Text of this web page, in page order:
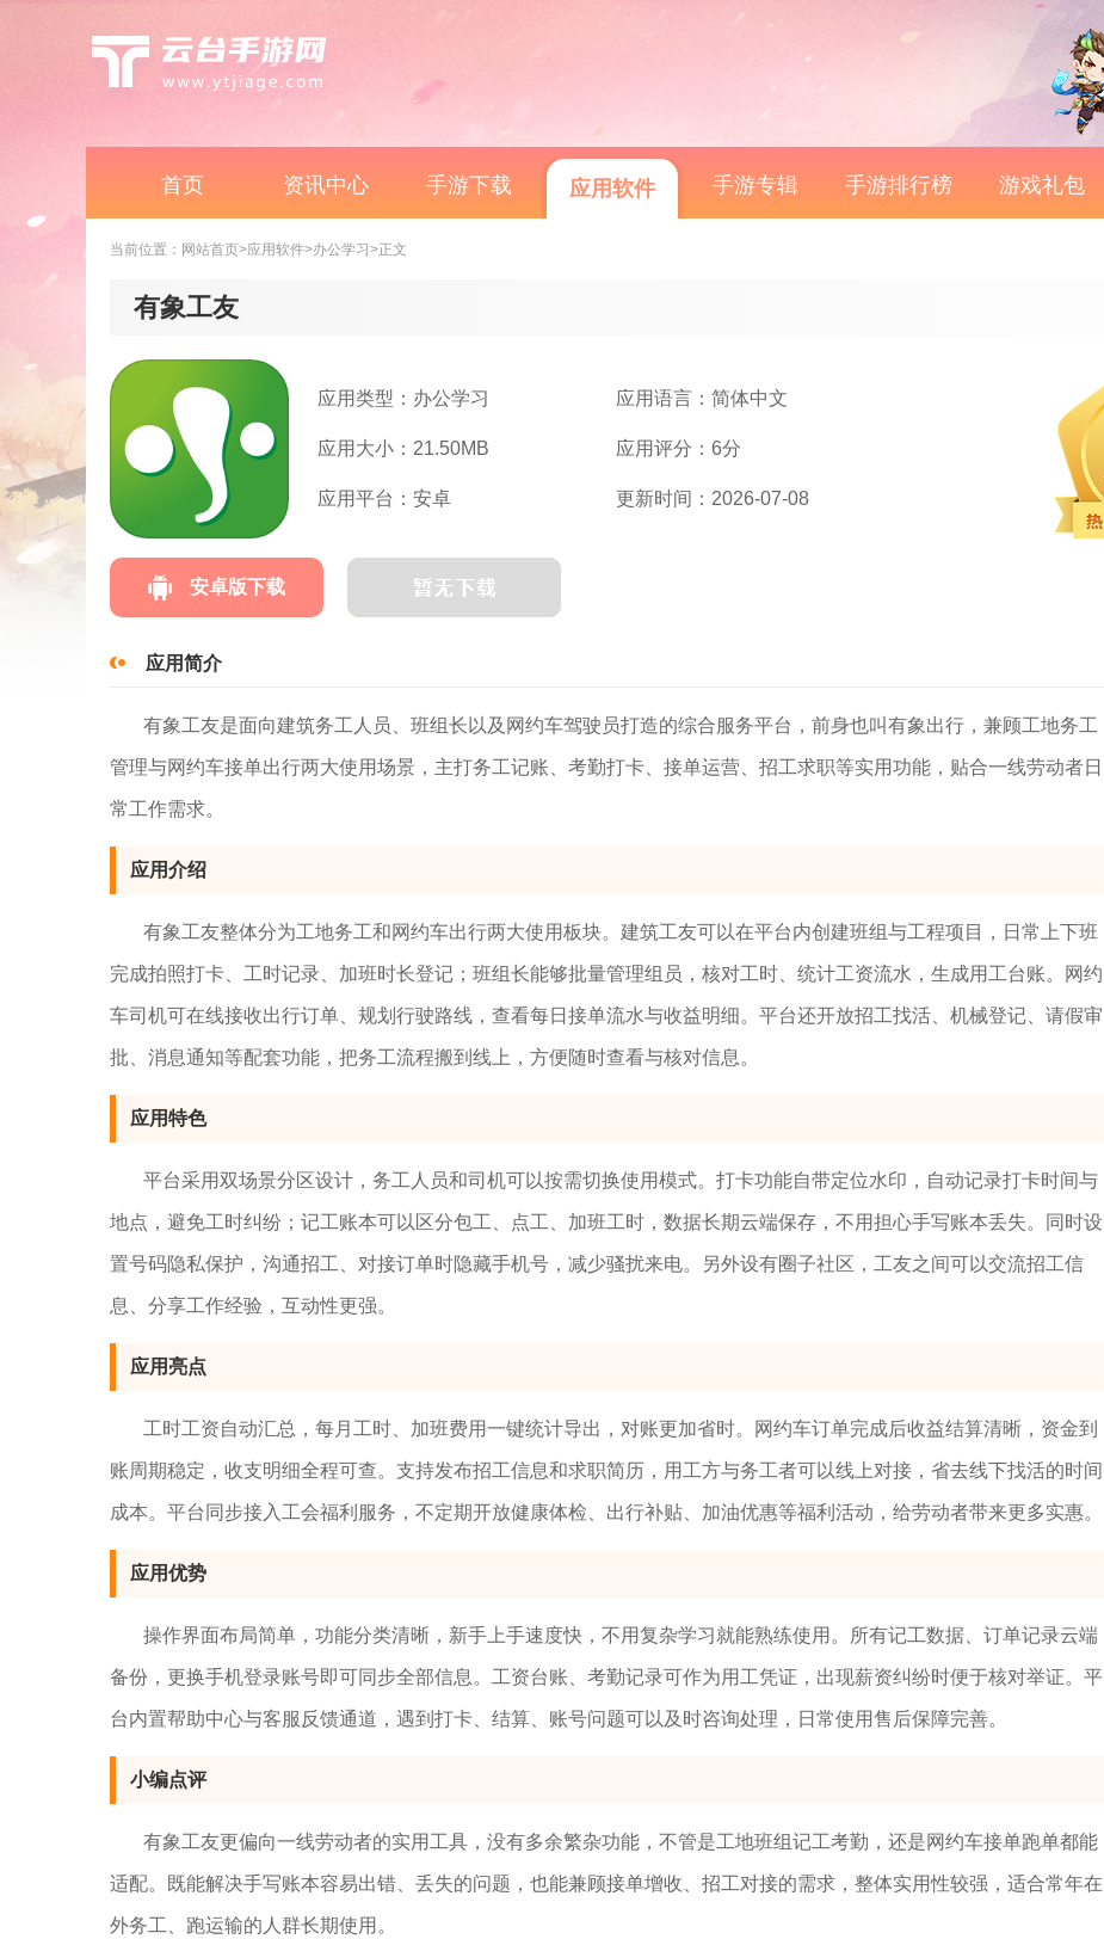
首页 资讯中心 手游下载 应用软件 手游专辑 手游排行榜 游戏礼包
当前位置： 网站首页>应用软件>办公学习 >正文
有象工友
应用类型：办公学习 应用语言：简体中文
应用大小：21.50MB 应用评分：6分
应用平台：安卓 更新时间：2026-07-08
安卓版下载
应用简介
有象工友是面向建筑务工人员、班组长以及网约车驾驶员打造的综合服务平台，前身也叫有象出行，兼顾工地务工
管理与网约车接单出行两大使用场景，主打务工记账、考勤打卡、接单运营、招工求职等实用功能，贴合一线劳动者日
常工作需求。
应用介绍
有象工友整体分为工地务工和网约车出行两大使用板块。建筑工友可以在平台内创建班组与工程项目，日常上下班
完成拍照打卡、工时记录、加班时长登记；班组长能够批量管理组员，核对工时、统计工资流水，生成用工台账。网约
车司机可在线接收出行订单、规划行驶路线，查看每日接单流水与收益明细。平台还开放招工找活、机械登记、请假审
批、消息通知等配套功能，把务工流程搬到线上，方便随时查看与核对信息。
应用特色
平台采用双场景分区设计，务工人员和司机可以按需切换使用模式。打卡功能自带定位水印，自动记录打卡时间与
地点，避免工时纠纷；记工账本可以区分包工、点工、加班工时，数据长期云端保存，不用担心手写账本丢失。同时设
置号码隐私保护，沟通招工、对接订单时隐藏手机号，减少骚扰来电。另外设有圈子社区，工友之间可以交流招工信
息、分享工作经验，互动性更强。
应用亮点
工时工资自动汇总，每月工时、加班费用一键统计导出，对账更加省时。网约车订单完成后收益结算清晰，资金到
账周期稳定，收支明细全程可查。支持发布招工信息和求职简历，用工方与务工者可以线上对接，省去线下找活的时间
成本。平台同步接入工会福利服务，不定期开放健康体检、出行补贴、加油优惠等福利活动，给劳动者带来更多实惠。
应用优势
操作界面布局简单，功能分类清晰，新手上手速度快，不用复杂学习就能熟练使用。所有记工数据、订单记录云端
备份，更换手机登录账号即可同步全部信息。工资台账、考勤记录可作为用工凭证，出现薪资纠纷时便于核对举证。平
台内置帮助中心与客服反馈通道，遇到打卡、结算、账号问题可以及时咨询处理，日常使用售后保障完善。
小编点评
有象工友更偏向一线劳动者的实用工具，没有多余繁杂功能，不管是工地班组记工考勤，还是网约车接单跑单都能
适配。既能解决手写账本容易出错、丢失的问题，也能兼顾接单增收、招工对接的需求，整体实用性较强，适合常年在
外务工、跑运输的人群长期使用。